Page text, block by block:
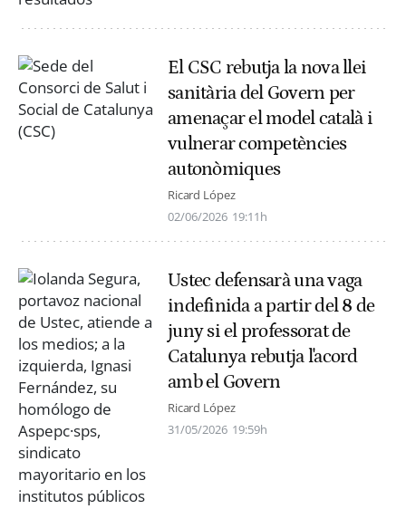
El CSC rebutja la nova llei
sanitària del Govern per
amenaçar el model català i
vulnerar competències
autonòmiques
Ricard López
02/06/2026 19:11h
Ustec defensarà una vaga
indefinida a partir del 8 de
juny si el professorat de
Catalunya rebutja l'acord
amb el Govern
Ricard López
31/05/2026 19:59h